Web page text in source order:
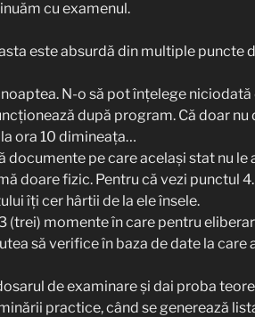
cu examenul.
este absurdă din multiple puncte
N-o să pot înțelege niciodată
după program. Că doar nu
ora 10 dimineața…
documente pe care același stat nu le
doare fizic. Pentru că vezi punctul 4.
îți cer hârtii de la ele însele.
(trei) momente în care pentru
să verifice în baza de date la care
de examinare și dai proba
practice, când se generează